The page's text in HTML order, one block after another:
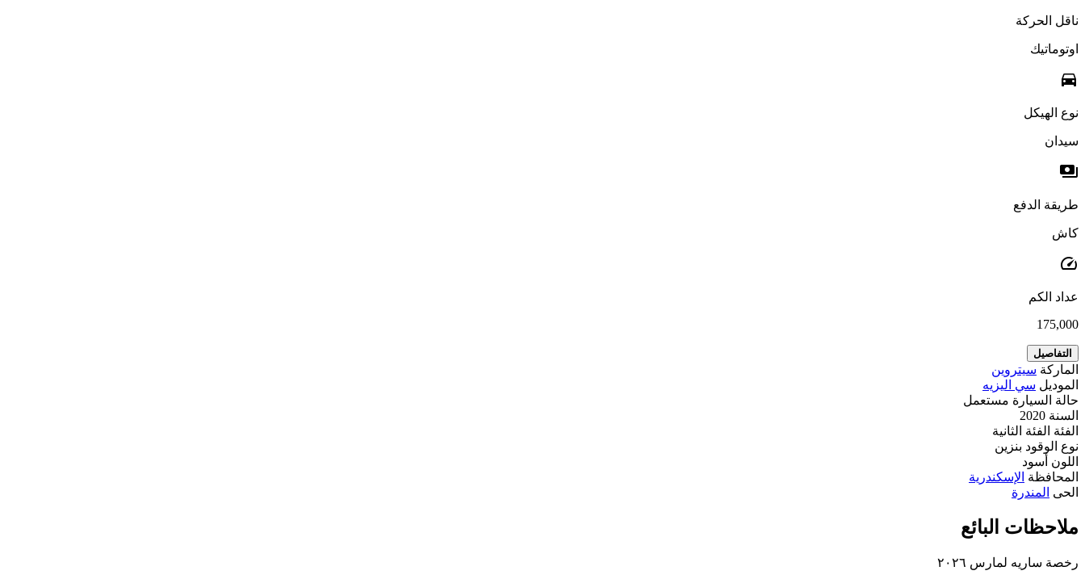
ناقل الحركة
اوتوماتيك
directions_car
نوع الهيكل
سيدان
payments
طريقة الدفع
كاش
speed
عداد الكم
175,000
التفاصيل
الماركة سيتروين
الموديل سي اليزيه
حالة السيارة مستعمل
السنة 2020
الفئة الفئة الثانية
نوع الوقود بنزين
اللون أسود
المحافظة الإسكندرية
الحى المندرة
ملاحظات البائع
رخصة ساريه لمارس ٢٠٢٦